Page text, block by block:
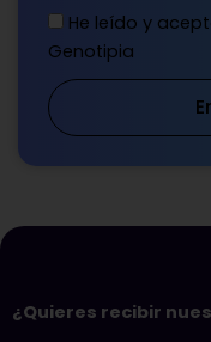
He leído y
Genotipia
¿Quieres recibir